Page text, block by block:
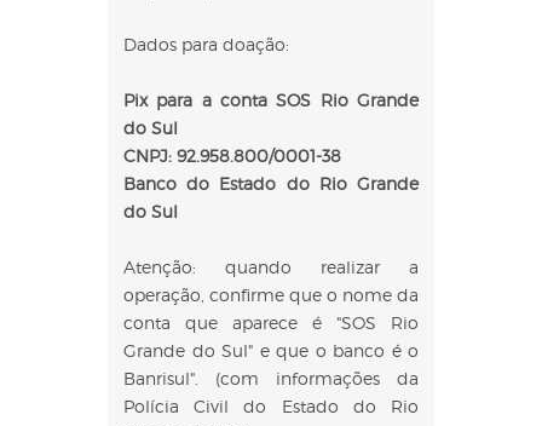
Dados para doação:
Pix para a conta SOS Rio Grande
do Sul
CNPJ: 92.958.800/0001-38
Banco do Estado do Rio Grande
do Sul
Atenção: quando realizar a
operação, confirme que o nome da
conta que aparece é "SOS Rio
Grande do Sul" e que o banco é o
Banrisul". (com informações da
Polícia Civil do Estado do Rio